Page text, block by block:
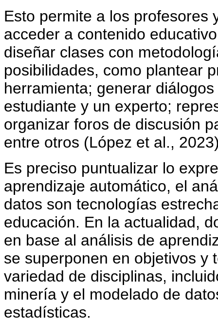
Esto permite a los profesores
acceder a contenido
diseñar clases con
posibilidades, como plantear
herramienta; generar
estudiante y un experto;
organizar foros de discusión
entre otros (López et al.,
Es preciso puntualizar lo
aprendizaje automático, el
datos son tecnologías
educación. En la actualidad,
en base al análisis de
se superponen en objetivos y
variedad de disciplinas,
minería y el modelado de
estadísticas.